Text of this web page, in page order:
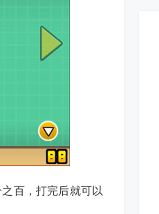
百，打完后就可以